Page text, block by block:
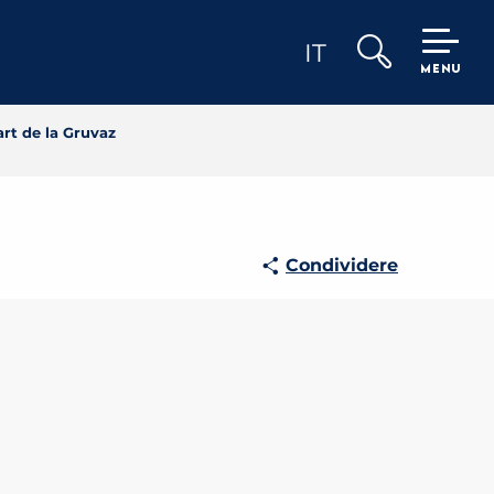
IT
MENU
de la Gruvaz
Condividere